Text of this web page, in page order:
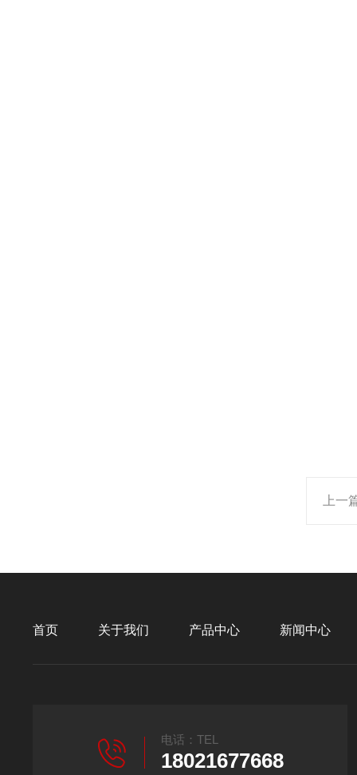
上一
首页 关于我们 产品中心 新闻中心
电话：TEL
18021677668